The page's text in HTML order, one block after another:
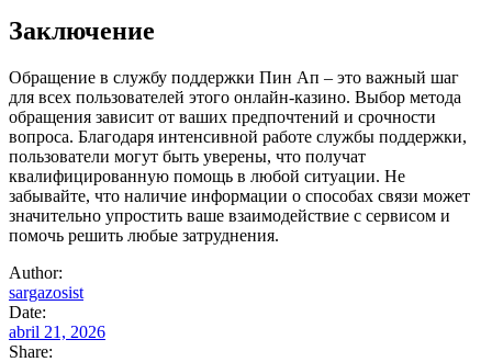
Заключение
Обращение в службу поддержки Пин Ап – это важный шаг
для всех пользователей этого онлайн-казино. Выбор метода
обращения зависит от ваших предпочтений и срочности
вопроса. Благодаря интенсивной работе службы поддержки,
пользователи могут быть уверены, что получат
квалифицированную помощь в любой ситуации. Не
забывайте, что наличие информации о способах связи может
значительно упростить ваше взаимодействие с сервисом и
помочь решить любые затруднения.
Author:
sargazosist
Date:
abril 21, 2026
Share: